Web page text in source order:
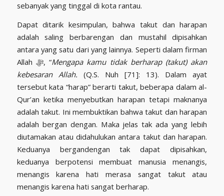
sebanyak yang tinggal di kota rantau.
Dapat ditarik kesimpulan, bahwa takut dan harapan
adalah saling berbarengan dan mustahil dipisahkan
antara yang satu dari yang lainnya. Seperti dalam firman
Allah ﷻ, “Mengapa kamu tidak berharap (takut) akan
kebesaran Allah. (Q.S. Nuh [71]: 13). Dalam ayat
tersebut kata “harap” berarti takut, beberapa dalam al-
Qur’an ketika menyebutkan harapan tetapi maknanya
adalah takut. Ini membuktikan bahwa takut dan harapan
adalah bergan dengan. Maka jelas tak ada yang lebih
diutamakan atau didahulukan antara takut dan harapan.
Keduanya bergandengan tak dapat dipisahkan,
keduanya berpotensi membuat manusia menangis,
menangis karena hati merasa sangat takut atau
menangis karena hati sangat berharap.